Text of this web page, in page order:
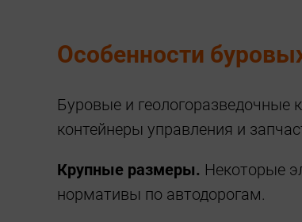
Особенности
Буровые и геологоразведочные
контейнеры управления и
Крупные размеры. Некоторые
нормативы по автодорогам.